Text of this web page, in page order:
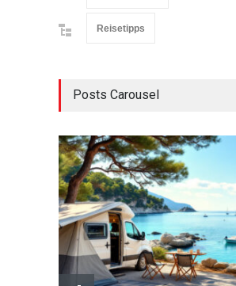
Reisetipps
Posts Carousel